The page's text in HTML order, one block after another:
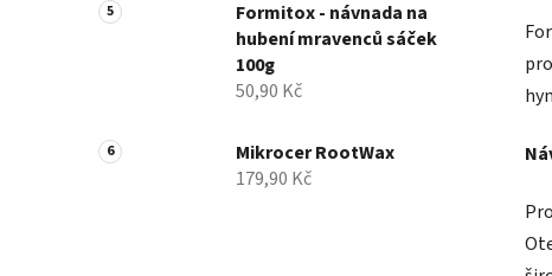
Formitox - návnada na
hubení mravenců sáček
100g
50,90 Kč
Mikrocer RootWax
179,90 Kč